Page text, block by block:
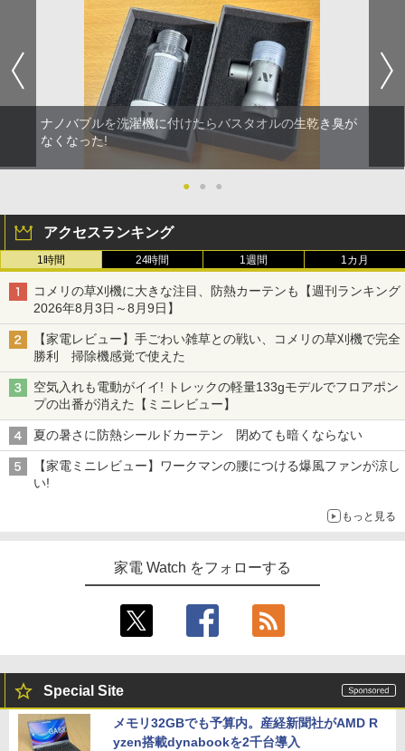
ナノバブルを洗濯機に付けたらバスタオルの生乾き臭が
なくなった!
● ● ●
アクセスランキング
1時間 24時間 1週間 1カ月
コメリの草刈機に大きな注目、防熱カーテンも【週刊ランキング
2026年8月3日～8月9日】
【家電レビュー】手ごわい雑草との戦い、コメリの草刈機で完全
勝利 掃除機感覚で使えた
空気入れも電動がイイ! トレックの軽量133gモデルでフロアポン
プの出番が消えた【ミニレビュー】
夏の暑さに防熱シールドカーテン 閉めても暗くならない
【家電ミニレビュー】ワークマンの腰につける爆風ファンが涼し
い!
もっと見る
家電 Watch をフォローする
Special Site
メモリ32GBでも予算内。産経新聞社がAMD R
yzen搭載dynabookを2千台導入